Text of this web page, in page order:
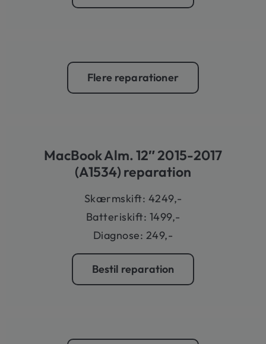
Flere reparationer​
MacBook Alm. 12″ 2015-2017
(A1534) reparation
Skærmskift: 4249,-
Batteriskift: 1499,-
Diagnose: 249,-
Bestil reparation